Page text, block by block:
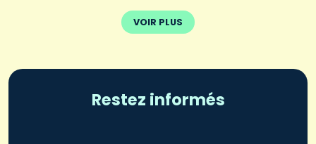
VOIR PLUS
Restez informés